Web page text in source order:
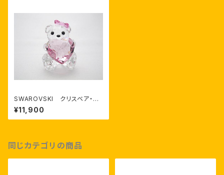
SWAROVSKI クリスベア・On
ly For You ※2012年新作
¥11,900
同じカテゴリの商品